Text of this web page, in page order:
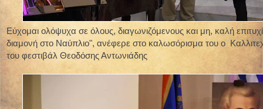
Εύχομαι ολόψυχα σε όλους, διαγωνιζόμενους και μη, καλή
διαμονή στο Ναύπλιο", ανέφερε στο καλωσόρισμα του ο
του φεστιβάλ Θεοδόσης Αντωνιάδης